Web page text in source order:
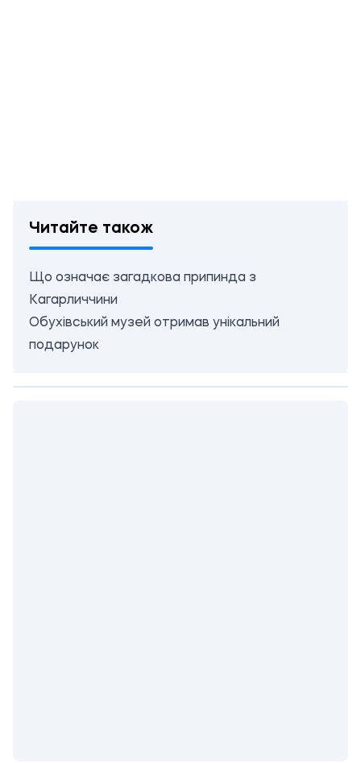
Читайте також
Що означає загадкова припинда з
Кагарличчини
Обухівський музей отримав унікальний
подарунок